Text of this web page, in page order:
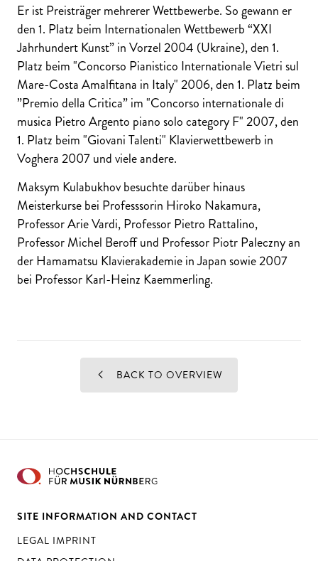
Er ist Preisträger mehrerer Wettbewerbe. So gewann er
den 1. Platz beim Internationalen Wettbewerb “XXI
Jahrhundert Kunst” in Vorzel 2004 (Ukraine), den 1.
Platz beim "Concorso Pianistico Internationale Vietri sul
Mare-Costa Amalfitana in Italy" 2006, den 1. Platz beim
”Premio della Critica” im "Concorso internationale di
musica Pietro Argento piano solo category F" 2007, den
1. Platz beim "Giovani Talenti" Klavierwettbewerb in
Voghera 2007 und viele andere.
Maksym Kulabukhov besuchte darüber hinaus
Meisterkurse bei Professsorin Hiroko Nakamura,
Professor Arie Vardi, Professor Pietro Rattalino,
Professor Michel Beroff und Professor Piotr Paleczny an
der Hamamatsu Klavierakademie in Japan sowie 2007
bei Professor Karl-Heinz Kaemmerling.
BACK TO OVERVIEW
SITE INFORMATION AND CONTACT
LEGAL IMPRINT